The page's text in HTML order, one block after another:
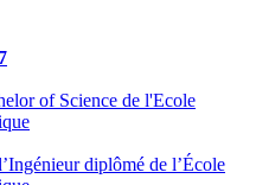
of Science de l'Ecole
diplômé de l’École